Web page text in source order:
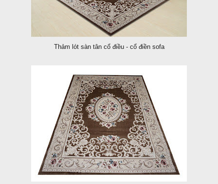
Thảm lót sàn tân cổ điều - cổ điền sofa